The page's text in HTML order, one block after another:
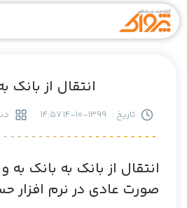
انتقال از بانک
تاریخ : 1399-10-14 14:57
انتقال از بانک به بانک
صورت عادی در نرم افزار